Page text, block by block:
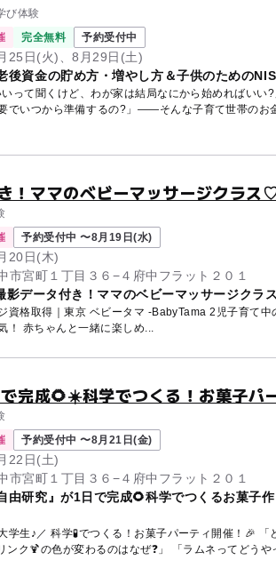
び体験
完全無料 予約受付中
25日(火)、8月29日(土)
後資金の貯め方・増やし方＆子供のための
いって聞くけど、わが家は結局なにから始めればいい
でいつから準備するの?」——そんな子育て世帯のお
！ママのベビーマッサージクラス
予約受付中 〜8月19日(水)
20日(木)
市宮町１丁目３６−４府中フラット２０１
影データ付き！ママのベビーマッサージクラ
資格取得｜東京 ベビータマ -BabyTama 2児子育て中の大
んママに大人気！ 赤ちゃんと一緒に楽しめ...
完成🌻☀️科学でつくる！お菓子パ
予約受付中 〜8月21日(金)
22日(土)
市宮町１丁目３６−４府中フラット２０１
由研究』が1日で完成🌻科学でつくるお菓子
／ 科学🧪でつくる！お菓子パーティ開催！🎉 「どうしてアイス🍨は固ま
ンク🍹の色が変わるのはなぜ❓」 「ラムネってどうや